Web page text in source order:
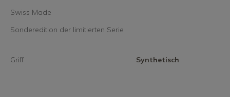
Swiss Made
Sonderedition der limitierten Serie
Griff Synthetisch